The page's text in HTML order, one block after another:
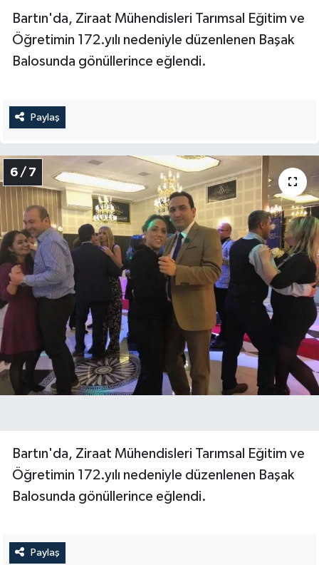
Bartın'da, Ziraat Mühendisleri Tarımsal Eğitim ve
Öğretimin 172.yılı nedeniyle düzenlenen Başak
Balosunda gönüllerince eğlendi.
Paylaş
6 / 7
Bartın'da, Ziraat Mühendisleri Tarımsal Eğitim ve
Öğretimin 172.yılı nedeniyle düzenlenen Başak
Balosunda gönüllerince eğlendi.
Paylaş